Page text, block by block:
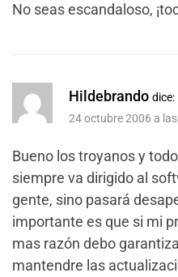
No seas escandaloso,
Hildebrando dice:
24 octubre 2006 a
Bueno los troyanos y
siempre va dirigido al
gente, sino pasará
importante es que si mi
mas razón debo
mantendre las